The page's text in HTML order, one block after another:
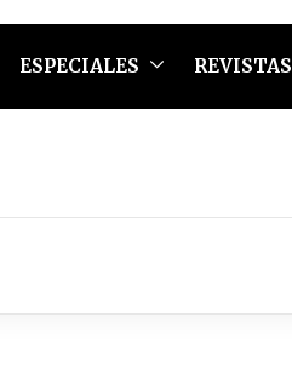
ESPECIALES REVISTAS